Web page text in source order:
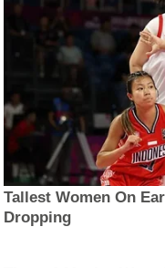
Tallest Women On
Dropping